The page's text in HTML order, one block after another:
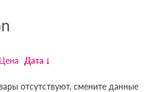
Цена Дата
отсутствуют, смените данные